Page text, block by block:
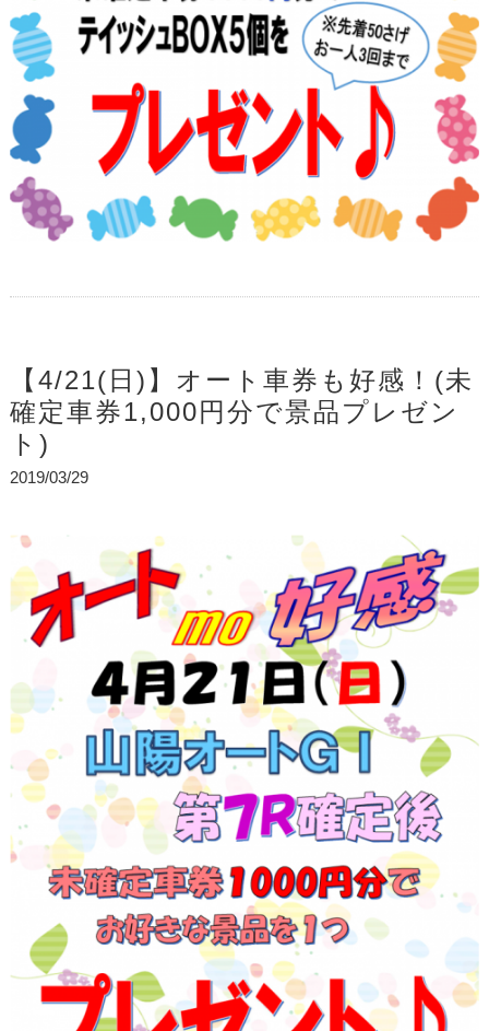
【4/21(日)】オート車券も好感！(未
確定車券1,000円分で景品プレゼン
ト)
2019/03/29